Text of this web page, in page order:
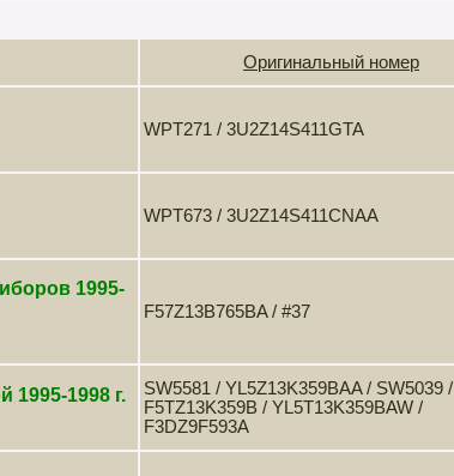
Оригинальный номер
WPT271 / 3U2Z14S411GTA
WPT673 / 3U2Z14S411CNAA
1995-
F57Z13B765BA / #37
1995-1998 г.
SW5581 / YL5Z13K359BAA / SW5039 /
F5TZ13K359B / YL5T13K359BAW /
F3DZ9F593A